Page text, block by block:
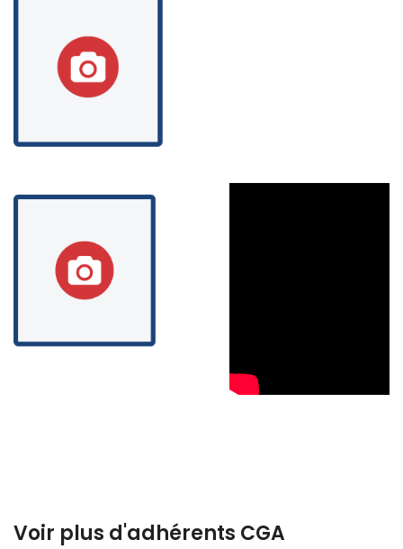
Voir plus d'adhérents CGA